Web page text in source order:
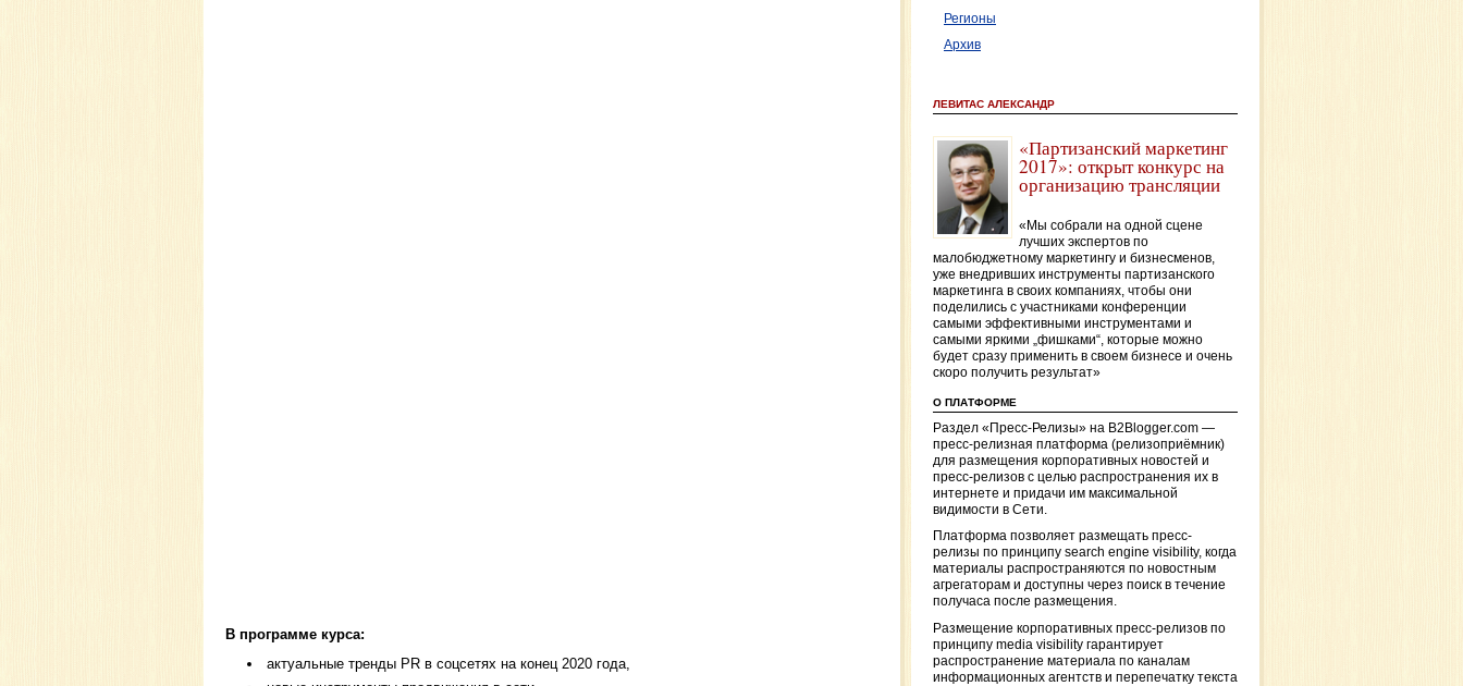
В программе курса:
актуальные тренды PR в соцсетях на конец 2020 года,
Регионы
Архив
ЛЕВИТАС АЛЕКСАНДР
«Партизанский маркетинг
2017»: открыт конкурс на
организацию трансляции
«Мы собрали на одной сцене
лучших экспертов по
малобюджетному маркетингу и бизнесменов,
уже внедривших инструменты партизанского
маркетинга в своих компаниях, чтобы они
поделились с участниками конференции
самыми эффективными инструментами и
самыми яркими „фишками“, которые можно
будет сразу применить в своем бизнесе и очень
скоро получить результат»
О ПЛАТФОРМЕ
Раздел «Пресс-Релизы» на B2Blogger.com —
пресс-релизная платформа (релизоприёмник)
для размещения корпоративных новостей и
пресс-релизов с целью распространения их в
интернете и придачи им максимальной
видимости в Сети.
Платформа позволяет размещать пресс-
релизы по принципу search engine visibility, когда
материалы распространяются по новостным
агрегаторам и доступны через поиск в течение
получаса после размещения.
Размещение корпоративных пресс-релизов по
принципу media visibility гарантирует
распространение материала по каналам
информационных агентств и перепечатку текста